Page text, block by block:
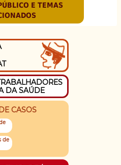
E TEMAS
DA SAÚDE
CASOS
de